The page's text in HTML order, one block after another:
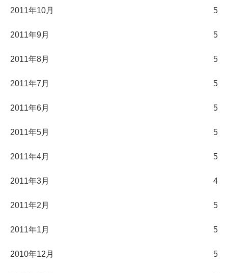
2011年10月 5
2011年9月 5
2011年8月 5
2011年7月 5
2011年6月 5
2011年5月 5
2011年4月 5
2011年3月 4
2011年2月 5
2011年1月 5
2010年12月 5